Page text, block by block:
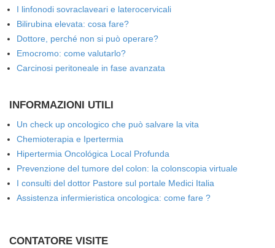
I linfonodi sovraclaveari e laterocervicali
Bilirubina elevata: cosa fare?
Dottore, perché non si può operare?
Emocromo: come valutarlo?
Carcinosi peritoneale in fase avanzata
INFORMAZIONI UTILI
Un check up oncologico che può salvare la vita
Chemioterapia e Ipertermia
Hipertermia Oncológica Local Profunda
Prevenzione del tumore del colon: la colonscopia virtuale
I consulti del dottor Pastore sul portale Medici Italia
Assistenza infermieristica oncologica: come fare ?
CONTATORE VISITE